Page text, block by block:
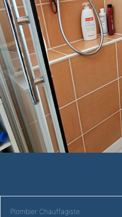
Plombier Chauffagiste